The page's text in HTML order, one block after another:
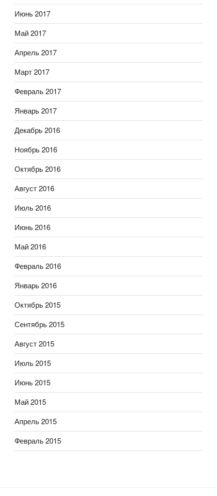
Июнь 2017
Май 2017
Апрель 2017
Март 2017
Февраль 2017
Январь 2017
Декабрь 2016
Ноябрь 2016
Октябрь 2016
Август 2016
Июль 2016
Июнь 2016
Май 2016
Февраль 2016
Январь 2016
Октябрь 2015
Сентябрь 2015
Август 2015
Июль 2015
Июнь 2015
Май 2015
Апрель 2015
Февраль 2015